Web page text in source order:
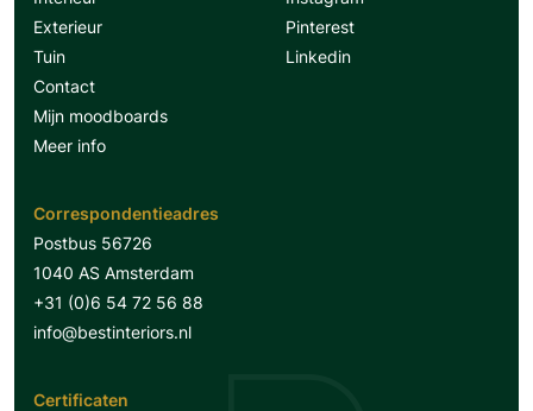
Exterieur
Tuin
Contact
Mijn moodboards
Meer info
Pinterest
Linkedin
Correspondentieadres
Postbus 56726
1040 AS Amsterdam
+31 (0)6 54 72 56 88
info@bestinteriors.nl
Certificaten